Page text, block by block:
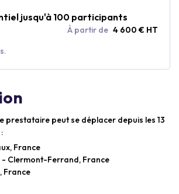
jusqu'à 100 participants
À partir de 4 600 € HT
prestataire peut se déplacer depuis les 13
France
- Clermont-Ferrand, France
France